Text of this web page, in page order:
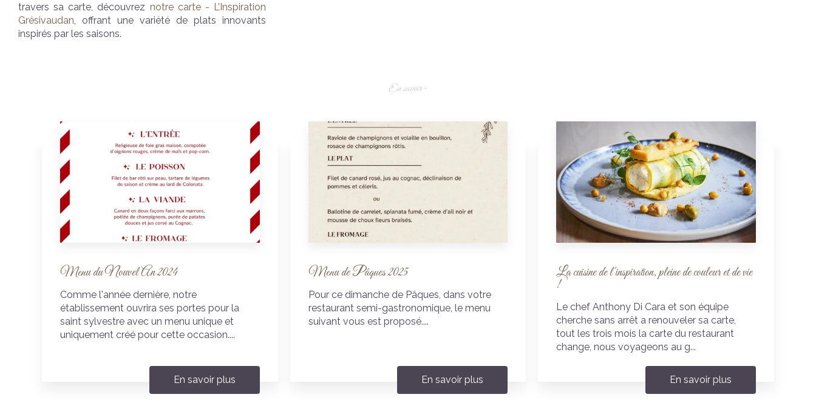
travers sa carte, découvrez notre carte - L’Inspiration
Grésivaudan , offrant une variété de plats innovants
inspirés par les saisons.
En savoir +
Menu du Nouvel An 2024
Comme l'année dernière, notre
établissement ouvrira ses portes pour la
saint sylvestre avec un menu unique et
uniquement créé pour cette occasion....
En savoir plus
Menu de Pâques 2025
Pour ce dimanche de Pâques, dans votre
restaurant semi-gastronomique, le menu
suivant vous est proposé....
En savoir plus
La cuisine de l'inspiration, pleine de couleur et de vie
!
Le chef Anthony Di Cara et son équipe
cherche sans arrêt a renouveler sa carte,
tout les trois mois la carte du restaurant
change, nous voyageons au g...
En savoir plus